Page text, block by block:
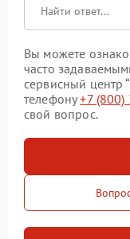
Вы можете
часто
сервисный центр
телефону+7
свой вопрос.